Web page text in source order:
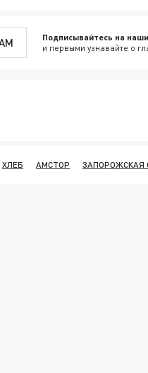
Подписывайтесь на
и первыми узнавайте о
ХЛЕБ АМСТОР ЗАПОРОЖСКАЯ